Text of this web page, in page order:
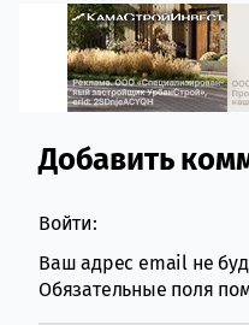
Comment
Добавить
Войти:
Ваш адрес email не
Обязательные поля